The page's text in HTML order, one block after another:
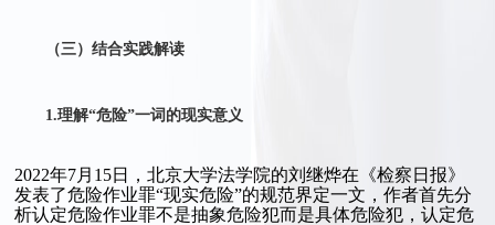
（三）结合实践解读
1.理解“危险”一词的现实意义
2022年7月15日，北京大学法学院的刘继烨在《检察日报》
发表了危险作业罪“现实危险”的规范界定一文，作者首先分
析认定危险作业罪不是抽象危险犯而是具体危险犯，认定危